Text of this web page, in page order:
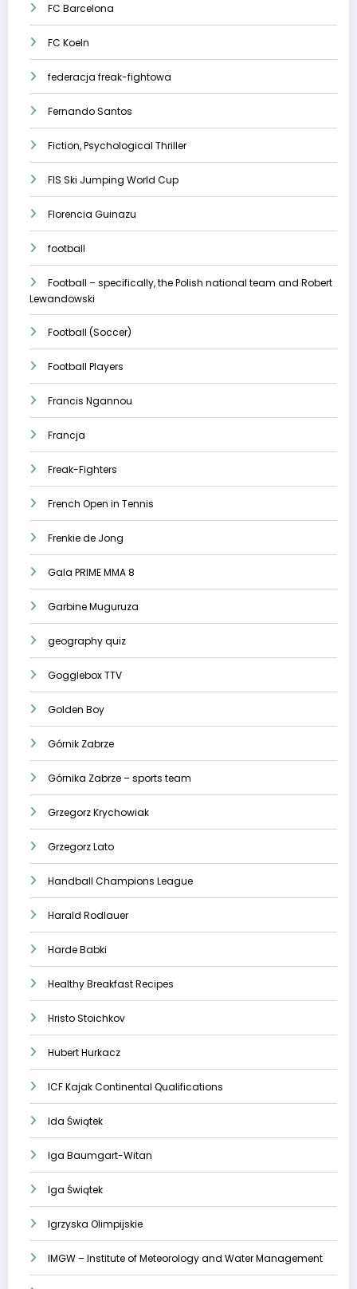
FC Barcelona
FC Koeln
federacja freak-fightowa
Fernando Santos
Fiction, Psychological Thriller
FIS Ski Jumping World Cup
Florencia Guinazu
football
Football – specifically, the Polish national team and Robert
Lewandowski
Football (Soccer)
Football Players
Francis Ngannou
Francja
Freak-Fighters
French Open in Tennis
Frenkie de Jong
Gala PRIME MMA 8
Garbine Muguruza
geography quiz
Gogglebox TTV
Golden Boy
Górnik Zabrze
Górnika Zabrze – sports team
Grzegorz Krychowiak
Grzegorz Lato
Handball Champions League
Harald Rodlauer
Harde Babki
Healthy Breakfast Recipes
Hristo Stoichkov
Hubert Hurkacz
ICF Kajak Continental Qualifications
Ida Świątek
Iga Baumgart-Witan
Iga Świątek
Igrzyska Olimpijskie
IMGW – Institute of Meteorology and Water Management